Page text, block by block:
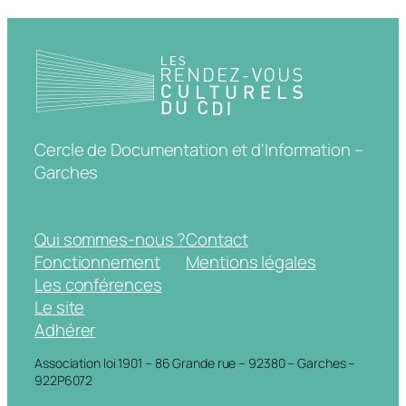
Cercle de Documentation et d'Information –
Garches
Qui sommes-nous ?
Fonctionnement
Les conférences
Le site
Adhérer
Contact
Mentions légales
Association loi 1901 – 86 Grande rue – 92380 – Garches –
922P6072